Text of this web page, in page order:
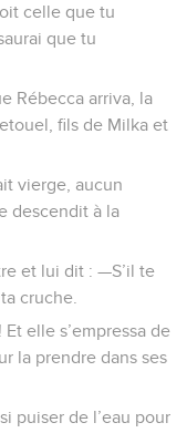
celle que tu
que tu
Rébecca arriva, la
fils de Milka et
vierge, aucun
descendit à la
et lui dit : —S’il te
cruche.
elle s’empressa de
la prendre dans ses
puiser de l’eau pour